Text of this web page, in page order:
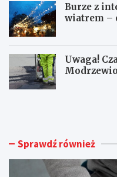
Burze z
wiatrem –
Uwaga!
S
r
B
e Sprawdź również